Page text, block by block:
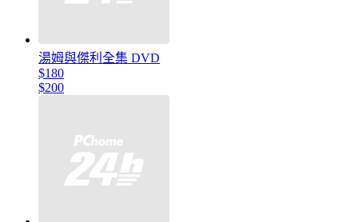
湯姆與傑利全集 DVD
$180
$200